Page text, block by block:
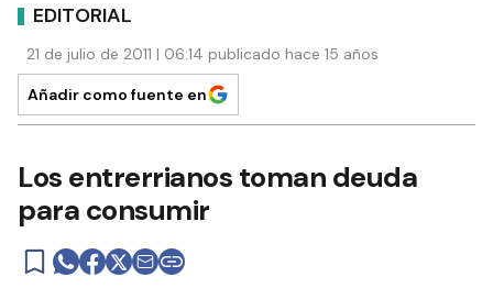
EDITORIAL
21 de julio de 2011 | 06:14 publicado hace 15 años
Añadir como fuente en
Los entrerrianos toman deuda
para consumir